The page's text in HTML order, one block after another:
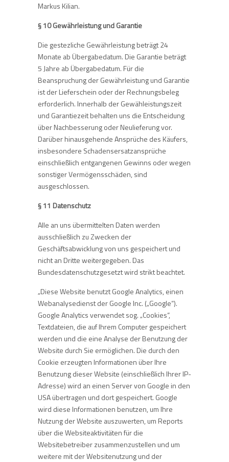
Markus Kilian.
§ 10 Gewährleistung und Garantie
Die gestezliche Gewährleistung beträgt 24
Monate ab Übergabedatum. Die Garantie beträgt
5 Jahre ab Übergabedatum. Für die
Beanspruchung der Gewährleistung und Garantie
ist der Lieferschein oder der Rechnungsbeleg
erforderlich. Innerhalb der Gewähleistungszeit
und Garantiezeit behalten uns die Entscheidung
über Nachbesserung oder Neulieferung vor.
Darüber hinausgehende Ansprüche des Käufers,
insbesondere Schadensersatzansprüche
einschließlich entgangenen Gewinns oder wegen
sonstiger Vermögensschäden, sind
ausgeschlossen.
§ 11 Datenschutz
Alle an uns übermittelten Daten werden
ausschließlich zu Zwecken der
Geschäftsabwicklung von uns gespeichert und
nicht an Dritte weitergegeben. Das
Bundesdatenschutzgesetzt wird strikt beachtet.
„Diese Website benutzt Google Analytics, einen
Webanalysedienst der Google Inc. („Google“).
Google Analytics verwendet sog. „Cookies“,
Textdateien, die auf Ihrem Computer gespeichert
werden und die eine Analyse der Benutzung der
Website durch Sie ermöglichen. Die durch den
Cookie erzeugten Informationen über Ihre
Benutzung dieser Website (einschließlich Ihrer IP-
Adresse) wird an einen Server von Google in den
USA übertragen und dort gespeichert. Google
wird diese Informationen benutzen, um Ihre
Nutzung der Website auszuwerten, um Reports
über die Websiteaktivitäten für die
Websitebetreiber zusammenzustellen und um
weitere mit der Websitenutzung und der